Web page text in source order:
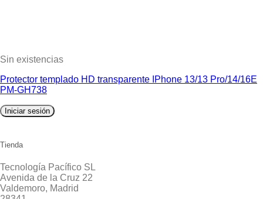
Sin existencias
Protector templado HD transparente IPhone 13/13 Pro/14/16E
PM-GH738
Iniciar sesión
Tienda
Tecnología Pacífico SL
Avenida de la Cruz 22
Valdemoro, Madrid